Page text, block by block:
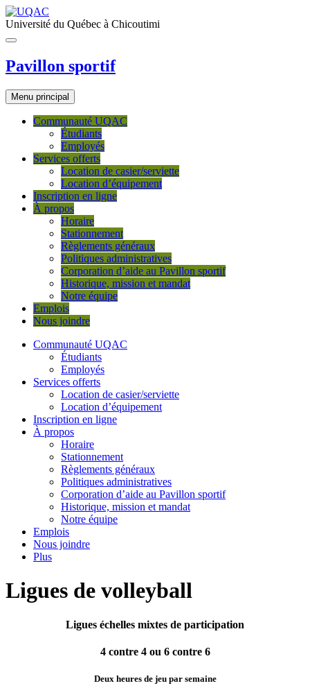
Université du Québec à Chicoutimi
Pavillon sportif
Menu principal
Communauté UQAC
Étudiants
Employés
Services offerts
Location de casier/serviette
Location d’équipement
Inscription en ligne
À propos
Horaire
Stationnement
Règlements généraux
Politiques administratives
Corporation d’aide au Pavillon sportif
Historique, mission et mandat
Notre équipe
Emplois
Nous joindre
Communauté UQAC
Étudiants
Employés
Services offerts
Location de casier/serviette
Location d’équipement
Inscription en ligne
À propos
Horaire
Stationnement
Règlements généraux
Politiques administratives
Corporation d’aide au Pavillon sportif
Historique, mission et mandat
Notre équipe
Emplois
Nous joindre
Plus
Ligues de volleyball
Ligues échelles mixtes de participation
4 contre 4 ou 6 contre 6
Deux heures de jeu par semaine